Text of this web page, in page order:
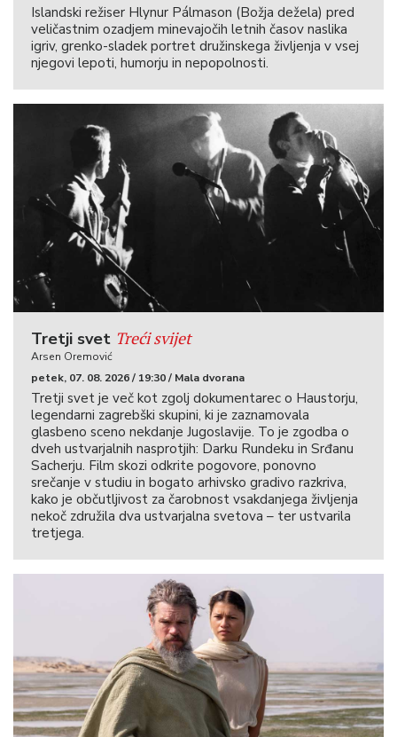
Islandski režiser Hlynur Pálmason (Božja dežela) pred
veličastnim ozadjem minevajočih letnih časov naslika
igriv, grenko-sladek portret družinskega življenja v vsej
njegovi lepoti, humorju in nepopolnosti.
Tretji svet Treći svijet
Arsen Oremović
petek, 07. 08. 2026 / 19:30 / Mala dvorana
Tretji svet je več kot zgolj dokumentarec o Haustorju,
legendarni zagrebški skupini, ki je zaznamovala
glasbeno sceno nekdanje Jugoslavije. To je zgodba o
dveh ustvarjalnih nasprotjih: Darku Rundeku in Srđanu
Sacherju. Film skozi odkrite pogovore, ponovno
srečanje v studiu in bogato arhivsko gradivo razkriva,
kako je občutljivost za čarobnost vsakdanjega življenja
nekoč združila dva ustvarjalna svetova – ter ustvarila
tretjega.